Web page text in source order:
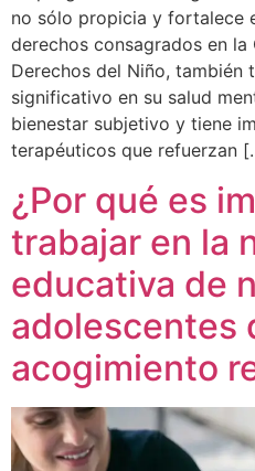
no sólo propicia y fortalece
derechos consagrados en
Derechos del Niño, también
significativo en su salud
bienestar subjetivo y tiene
terapéuticos que refuerzan
¿Por qué es
trabajar en la
educativa de
adolescentes
acogimiento